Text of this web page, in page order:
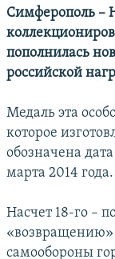
Симферополь –
пополнилась
российской
Медаль эта
которое
обозначена
марта 2014 года.
Насчет 18-го –
«возвращению»
самообороны